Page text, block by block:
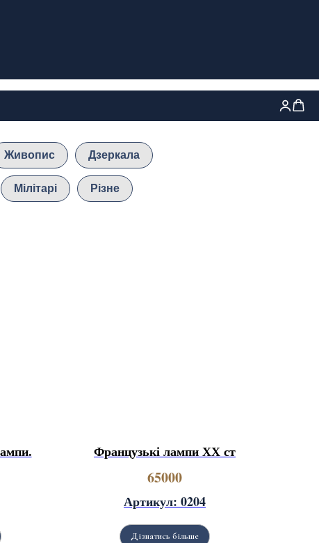
Живопис Дзеркала
Мілітарі Різне
Французькі лампи ХХ ст
65000
Артикул: 0204
Дізнатись більше